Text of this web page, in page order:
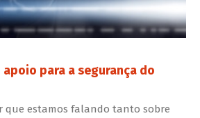
para a segurança do
que estamos falando tanto sobre